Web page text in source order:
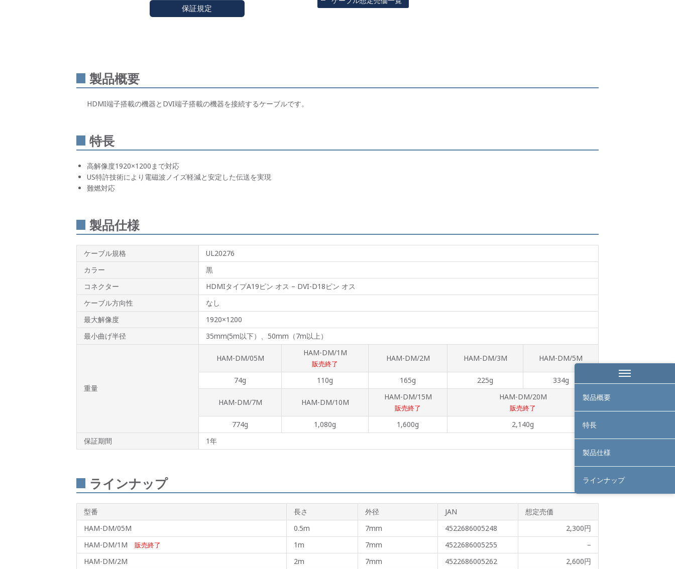
保証規定
製品概要
HDMI端子搭載の機器とDVI端子搭載の機器を接続するケーブルです。
特長
高解像度1920×1200まで対応
US特許技術により電磁波ノイズ軽減と安定した伝送を実現
難燃対応
製品仕様
ケーブル規格
UL20276
カラー
黒
コネクター
HDMIタイプA19ピン オス – DVI-D18ピン オス
ケーブル方向性
なし
最大解像度
1920×1200
最小曲げ半径
35mm(5m以下）、50mm（7m以上）
重量
HAM-DM/05M
HAM-DM/1M
販売終了
HAM-DM/2M HAM-DM/3M HAM-DM/5M
74g 110g 165g 225g 334g
HAM-DM/7M HAM-DM/10M
HAM-DM/15M
販売終了
HAM-DM/20M
販売終了
774g 1,080g 1,600g
2,140g
保証期間
1年
ラインナップ
型番 長さ 外径 JAN
想定売価
HAM-DM/05M
0.5m 7mm 4522686005248
2,300円
HAM-DM/1M 販売終了 1m 7mm 4522686005255
–
HAM-DM/2M
2m 7mm 4522686005262
2,600円
製品概要
特長
製品仕様
ラインナップ